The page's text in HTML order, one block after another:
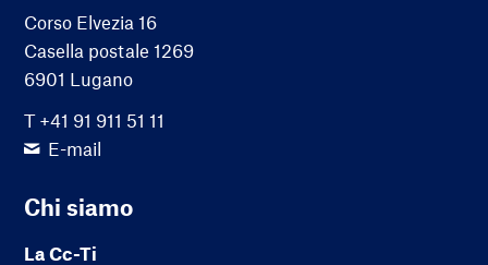
Corso Elvezia 16
Casella postale 1269
6901 Lugano
T +41 91 911 51 11
E-mail
Chi siamo
La Cc-Ti